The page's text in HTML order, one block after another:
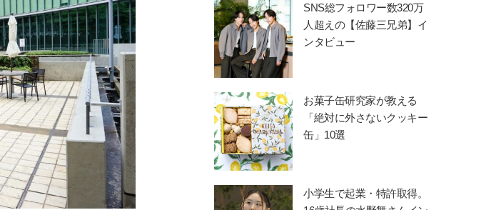
SNS総フォロワー数320万
人超えの【佐藤三兄弟】イ
ンタビュー
お菓子缶研究家が教える
「絶対に外さないクッキー
缶」10選
小学生で起業・特許取得。